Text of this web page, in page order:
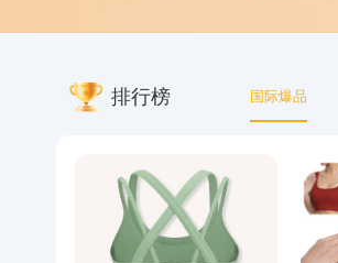
排行榜 国际爆品